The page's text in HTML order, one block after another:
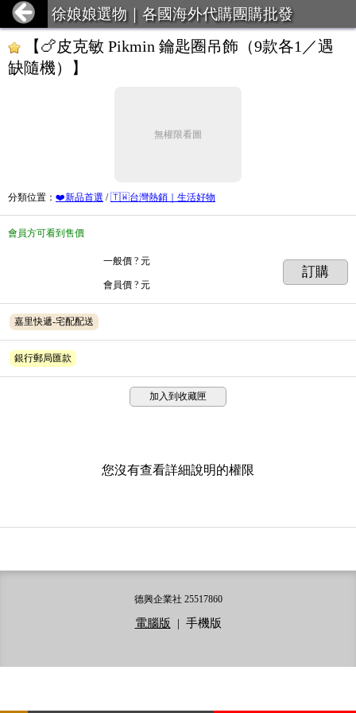
徐娘娘選物｜各國海外代購團購批發
【🍗皮克敏 Pikmin 鑰匙圈吊飾（9款各1／遇
缺隨機）】
無權限看圖
分類位置 ： ❤️新品首選 /🇹🇼台灣熱銷｜生活好物
會員方可看到售價
一般價 ? 元
會員價 ? 元
訂購
嘉里快遞-宅配配送
銀行郵局匯款
加入到收藏匣
您沒有查看詳細說明的權限
德興企業社 25517860
電腦版 | 手機版